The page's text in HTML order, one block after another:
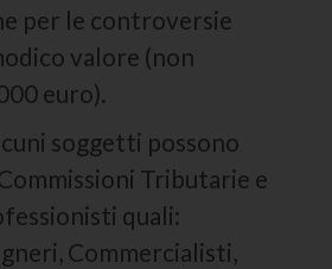
per le controversie
valore (non
euro).
soggetti possono
Tributarie e
quali:
Commercialisti,